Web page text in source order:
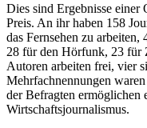
Dies sind Ergebnisse einer
Preis. An ihr haben 158
das Fernsehen zu
28 für den Hörfunk, 23 für
Autoren arbeiten frei, vier
Mehrfachnennungen
der Befragten ermöglichen
Wirtschaftsjournalismus.